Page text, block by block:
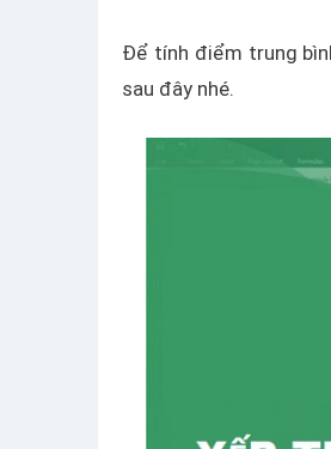
Để tính điểm trung
sau đây nhé.